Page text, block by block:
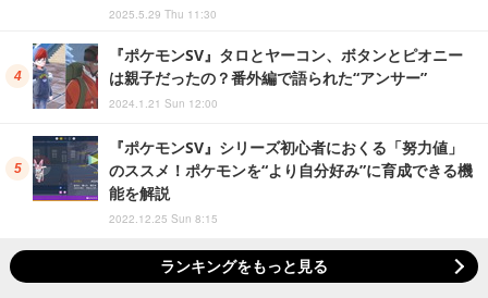
2025.5.29 Thu 11:30
『ポケモンSV』タロとヤーコン、ボタンとピオニー
は親子だったの？番外編で語られた“アンサー”
2024.1.21 Sun 12:00
『ポケモンSV』シリーズ初心者におくる「努力値」
のススメ！ポケモンを“より自分好み”に育成できる機
能を解説
2022.12.25 Sun 8:15
ランキングをもっと見る